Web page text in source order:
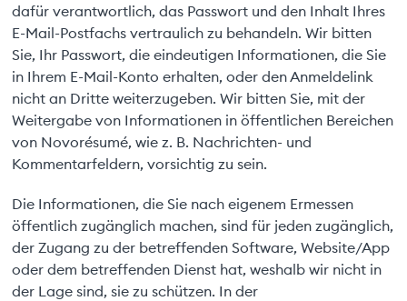
dafür verantwortlich, das Passwort und den Inhalt Ihres
E-Mail-Postfachs vertraulich zu behandeln. Wir bitten
Sie, Ihr Passwort, die eindeutigen Informationen, die Sie
in Ihrem E-Mail-Konto erhalten, oder den Anmeldelink
nicht an Dritte weiterzugeben. Wir bitten Sie, mit der
Weitergabe von Informationen in öffentlichen Bereichen
von Novorésumé, wie z. B. Nachrichten- und
Kommentarfeldern, vorsichtig zu sein.
Die Informationen, die Sie nach eigenem Ermessen
öffentlich zugänglich machen, sind für jeden zugänglich,
der Zugang zu der betreffenden Software, Website/App
oder dem betreffenden Dienst hat, weshalb wir nicht in
der Lage sind, sie zu schützen. In der